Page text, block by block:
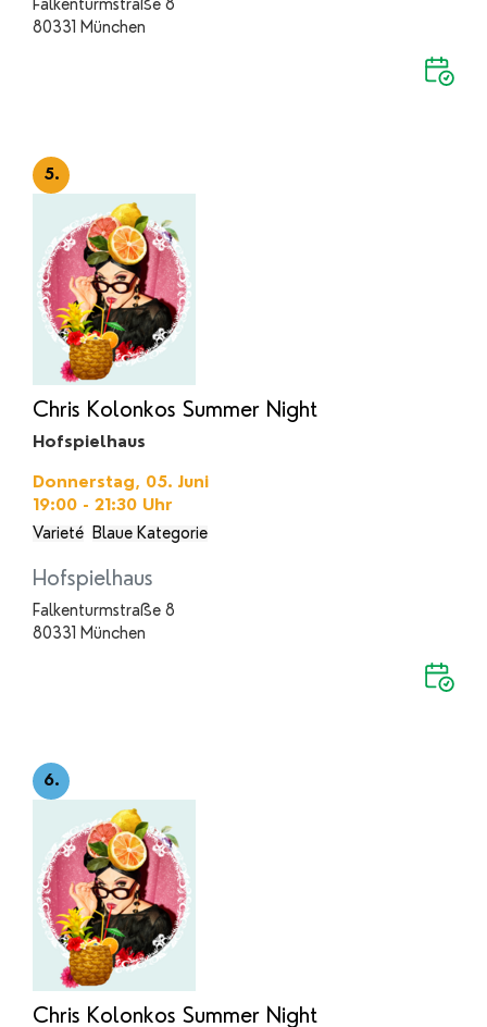
Falkenturmstraße 8
80331 München
5.
Chris Kolonkos Summer Night
Hofspielhaus
Donnerstag, 05. Juni
19:00 - 21:30 Uhr
Varieté Blaue Kategorie
Hofspielhaus
Falkenturmstraße 8
80331 München
6.
Chris Kolonkos Summer Night